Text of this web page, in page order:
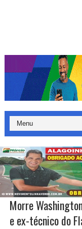
Morre
e ex-técnico do